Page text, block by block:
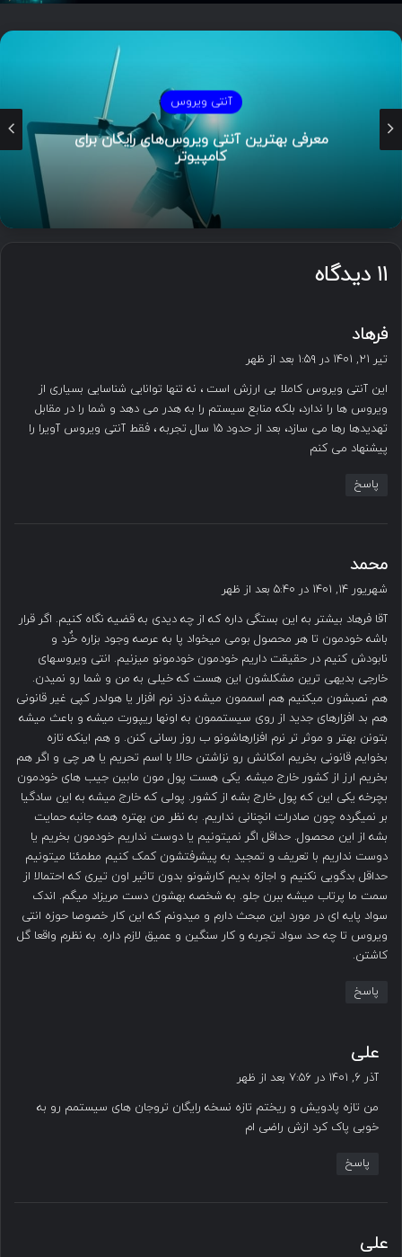
آنتی ویروس
معرفی بهترین آنتی ویروس‌های رایگان برای
کامپیوتر
۱۱ دیدگاه
فرهاد
ف
:
تیر ۲۱, ۱۴۰۱ در ۱:۵۹ بعد از ظهر
این آنتی ویروس کاملا بی ارزش است ، نه تنها توانایی شناسایی بسیاری از
ویروس ها را ندارد، بلکه منابع سیستم را به هدر می دهد و شما را در مقابل
تهدیدها رها می سازد، بعد از حدود ۱۵ سال تجربه ، فقط آنتی ویروس آویرا را
پیشنهاد می کنم
پاسخ
محمد
ف
:
شهریور ۱۴, ۱۴۰۱ در ۵:۴۰ بعد از ظهر
آقا فرهاد بیشتر به این بستگی داره که از چه دیدی به قضیه نگاه کنیم. اگر قرار
باشه خودمون تا هر محصول بومی میخواد پا به عرصه وجود بزاره خٌرد و
نابودش کنیم در حقیقت داریم خودمون خودمونو میزنیم. انتی ویروسهای
خارجی بدیهی ترین مشکلشون این هست که خیلی به من و شما رو نمیدن.
هم نصبشون میکنیم هم اسممون میشه دزد نرم افزار یا هولدر کپی غیر قانونی
هم بد افزارهای جدید از روی سیستممون به اونها ریپورت میشه و باعث میشه
بتونن بهتر و موثر تر نرم افزارهاشونو ب روز رسانی کنن. و هم اینکه تازه
بخوایم قانونی بخریم امکانش رو نزاشتن حالا با اسم تحریم یا هر چی و اگر هم
بخریم ارز از کشور خارج میشه. یکی هست پول مون مابین جیب های خودمون
بچرخه یکی این که پول خارج بشه از کشور. پولی که خارج میشه به این سادگیا
بر نمیگرده چون صادرات انچنانی نداریم. به نظر من بهتره همه جانبه حمایت
بشه از این محصول. حداقل اگر نمیتونیم یا دوست نداریم خودمون بخریم یا
دوست نداریم با تعریف و تمجید به پیشرفتشون کمک کنیم مطمئنا میتونیم
حداقل بدگویی نکنیم و اجازه بدیم کارشونو بدون تاثیر اون تیری که احتمالا از
سمت ما پرتاب میشه ببرن جلو. به شخصه بهشون دست مریزاد میگم. اندک
سواد پایه ای در مورد این مبحث دارم و میدونم که این کار خصوصا حوزه انتی
ویروس تا چه حد سواد تجربه و کار سنگین و عمیق لازم داره. به نظرم واقعا گل
کاشتن.
پاسخ
علی
ف
:
آذر ۶, ۱۴۰۱ در ۷:۵۶ بعد از ظهر
من تازه پادویش و ریختم تازه نسخه رایگان تروجان های سیستمم رو به
خوبی پاک کرد ازش راضی ام
پاسخ
علی